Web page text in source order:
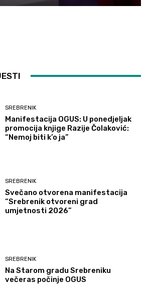
SREBRENIK
Manifestacija OGUS: U ponedjeljak
promocija knjige Razije Čolaković:
“Nemoj biti k’o ja”
SREBRENIK
Svečano otvorena manifestacija
“Srebrenik otvoreni grad
umjetnosti 2026”
SREBRENIK
Na Starom gradu Srebreniku
večeras počinje OGUS